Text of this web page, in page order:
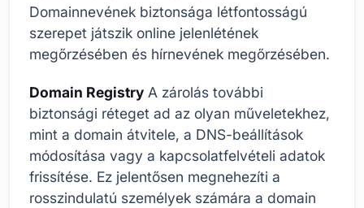
Domainnevének biztonsága létfontosságú
szerepet játszik online jelenlétének
megőrzésében és hírnevének megőrzésében.
Domain Registry A zárolás további
biztonsági réteget ad az olyan műveletekhez,
mint a domain átvitele, a DNS-beállítások
módosítása vagy a kapcsolatfelvételi adatok
frissítése. Ez jelentősen megnehezíti a
rosszindulatú személyek számára a domain